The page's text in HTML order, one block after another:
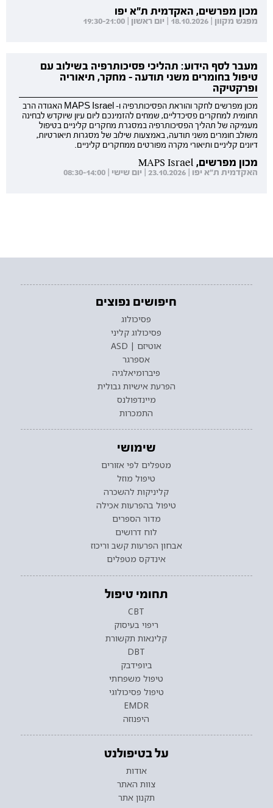
מכון מפרשים, האקדמית ת"א יפו
מפגש מקוון | 18.10.2026 | יום ראשון | 19:30-21:00
מעבר לסף הידוע: תהליכי פסיכותרפיה בשילוב עם
טיפול בחומרים משני תודעה - מחקר, תיאוריה
ופרקטיקה
מכון מפרשים לחקר והוראת הפסיכותרפיה ו- MAPS Israel האגודה הרב
תחומית למחקרים פסיכדליים, שמחים להזמינכם ליום עיון שיוקדש לבחינה
מעמיקה של תהליך הפסיכותרפיה במסגרת מחקרים קליניים בטיפול
משולב חומרים משני תודעה, באמצעות שילוב של מסגרות תיאורטיות,
דיונים קליניים ותיאורי מקרה מפורטים ממחקרים קליניים.
מכון מפרשים, MAPS Israel
האקדמית ת"א יפו | 23.10.2026 | יום שישי | 08:30-14:00
חיפושים נפוצים
פסיכולוג
פסיכולוג קליני
אוטיזם | ASD
אספרגר
פיברומיאלגיה
הפרעת אישיות גבולית
מיינדפולנס
התמכרות
שימושי
מטפלים לפי אזורים
טיפול מוזל
קליניקות להשכרה
טיפול בהפרעות אכילה
מדור הספרים
לוח דרושים
אבחון הפרעות קשב וריכוז
אינדקס מטפלים
תחומי טיפול
CBT
ריפוי בעיסוק
קלינאות תקשורת
DBT
ביופידבק
טיפול משפחתי
טיפול פסיכולוגי
EMDR
היפנוזה
על בטיפולנט
אודות
צוות האתר
תקנון אתר